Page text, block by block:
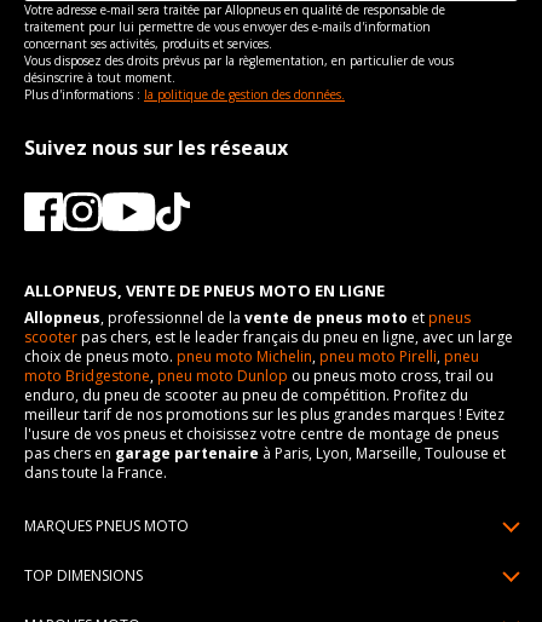
Votre adresse e-mail sera traitée par Allopneus en qualité de responsable de
traitement pour lui permettre de vous envoyer des e-mails d'information
concernant ses activités, produits et services.
Vous disposez des droits prévus par la règlementation, en particulier de vous
désinscrire à tout moment.
Plus d'informations : la politique de gestion des données.
Suivez nous sur les réseaux
ALLOPNEUS, VENTE DE PNEUS MOTO EN LIGNE
Allopneus, professionnel de la vente de pneus moto etpneus
scooterpas chers, est le leader français du pneu en ligne, avec un large
choix de pneus moto. pneu moto Michelin,pneu moto Pirelli,pneu
moto Bridgestone,pneu moto Dunlop ou pneus moto cross, trail ou
enduro, du pneu de scooter au pneu de compétition. Profitez du
meilleur tarif de nos promotions sur les plus grandes marques ! Evitez
l'usure de vos pneus et choisissez votre centre de montage de pneus
pas chers en garage partenaire à Paris, Lyon, Marseille, Toulouse et
dans toute la France.
MARQUES PNEUS MOTO
TOP DIMENSIONS